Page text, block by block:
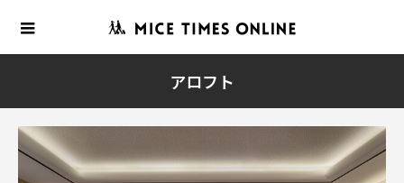
アロフト